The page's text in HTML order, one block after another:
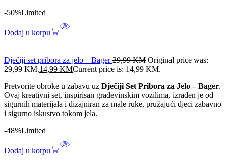
-50%Limited
Dodaj u korpu
Dječiji set pribora za jelo – Bager29,99KM Original price was:
29,99 KM.14,99 KMCurrent price is: 14,99 KM.
Pretvorite obroke u zabavu uz Dječiji Set Pribora za Jelo – Bager.
Ovaj kreativni set, inspirisan građevinskim vozilima, izrađen je od
sigurnih materijala i dizajniran za male ruke, pružajući djeci zabavno
i sigurno iskustvo tokom jela.
-48%Limited
Dodaj u korpu